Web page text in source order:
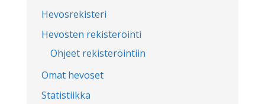
Hevosrekisteri
Hevosten rekisteröinti
Ohjeet rekisteröintiin
Omat hevoset
Statistiikka